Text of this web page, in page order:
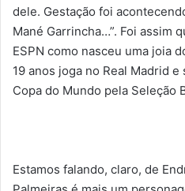
dele. Gestação foi
Mané Garrincha…”. Foi assim
ESPN como nasceu uma joia
19 anos joga no Real Madrid
Copa do Mundo pela Seleção
Estamos falando, claro, de